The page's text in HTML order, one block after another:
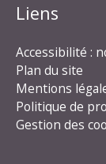
Liens
Accessibilité :
Plan du site
Mentions
Politique de
Gestion des